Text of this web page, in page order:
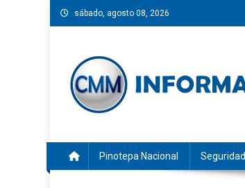
Saltar
al
sábado, agosto 08, 2026
Pinotepa Nacional Seguridad